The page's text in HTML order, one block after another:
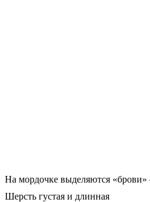
На мордочке выделяются
Шерсть густая и длинная